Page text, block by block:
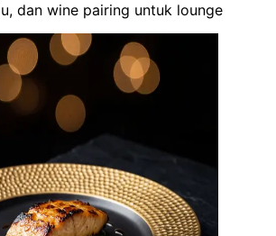
dan wine pairing untuk lounge